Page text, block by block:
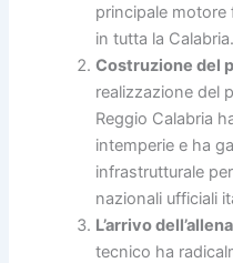
principale
in tutta la Calabria.
Costruzione del
realizzazione del
Reggio Calabria
intemperie e ha
infrastrutturale
nazionali ufficiali
L’arrivo
tecnico ha